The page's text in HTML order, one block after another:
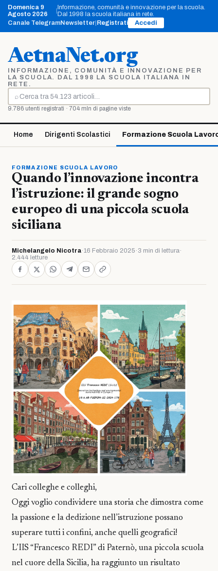
Vai
contenuto
Domenica 9
Agosto 2026
|Informazione, comunità e innovazione per la scuola.
Dal 1998 la scuola italiana in rete.
Canale TelegramNewsletter Registrati Accedi
AetnaNet.org
INFORMAZIONE, COMUNITÀ E INNOVAZIONE PER
LA SCUOLA. DAL 1998 LA SCUOLA ITALIANA IN
RETE.
⌕
Cerca
9.786 utenti registrati · 704 mln di pagine viste
Home Dirigenti Scolastici Formazione Scuola
FORMAZIONE SCUOLA LAVORO
Quando l’innovazione incontra
l’istruzione: il grande sogno
europeo di una piccola scuola
siciliana
Michelangelo Nicotra·16 Febbraio 2025 · 3 min di lettura·
2.444 letture
Cari colleghe e colleghi,
Oggi voglio condividere una storia che dimostra come
la passione e la dedizione nell’istruzione possano
superare tutti i confini, anche quelli geografici!
L’IIS “Francesco REDI” di Paternò, una piccola scuola
nel cuore della Sicilia, ha raggiunto un risultato